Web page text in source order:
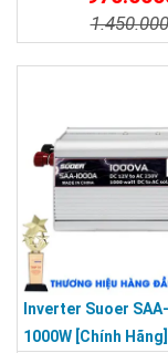
Điện Sin Mô Phỏng
Inverter Suoer
1000W [Chính